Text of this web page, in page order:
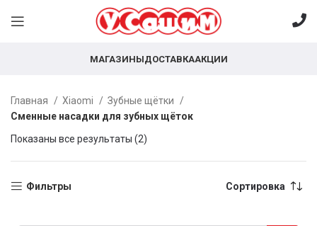
МАГАЗИНЫДОСТАВКААКЦИИ
Главная Xiaomi
Зубные щётки
Сменные насадки для зубных щёток
Показаны все результаты (2)
Фильтры Сортировка